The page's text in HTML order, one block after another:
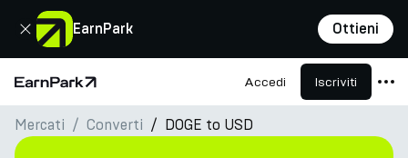
EarnPark Ottieni
Chiudi
Pagina principale Accedi Iscriviti
Prodotti
Mercati Converti DOGE to USD